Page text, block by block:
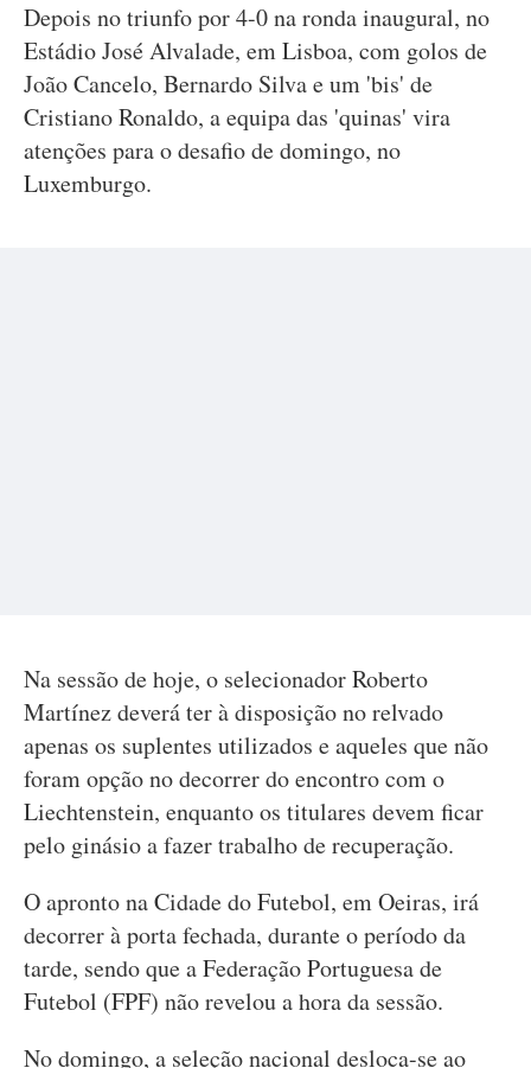
Depois no triunfo por 4-0 na ronda inaugural, no
Estádio José Alvalade, em Lisboa, com golos de
João Cancelo, Bernardo Silva e um 'bis' de
Cristiano Ronaldo, a equipa das 'quinas' vira
atenções para o desafio de domingo, no
Luxemburgo.
Na sessão de hoje, o selecionador Roberto
Martínez deverá ter à disposição no relvado
apenas os suplentes utilizados e aqueles que não
foram opção no decorrer do encontro com o
Liechtenstein, enquanto os titulares devem ficar
pelo ginásio a fazer trabalho de recuperação.
O apronto na Cidade do Futebol, em Oeiras, irá
decorrer à porta fechada, durante o período da
tarde, sendo que a Federação Portuguesa de
Futebol (FPF) não revelou a hora da sessão.
No domingo, a seleção nacional desloca-se ao